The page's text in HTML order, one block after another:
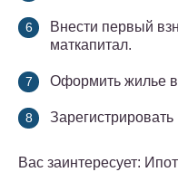
Внести первый
маткапитал.
Оформить жилье в
Вас заинтересует: